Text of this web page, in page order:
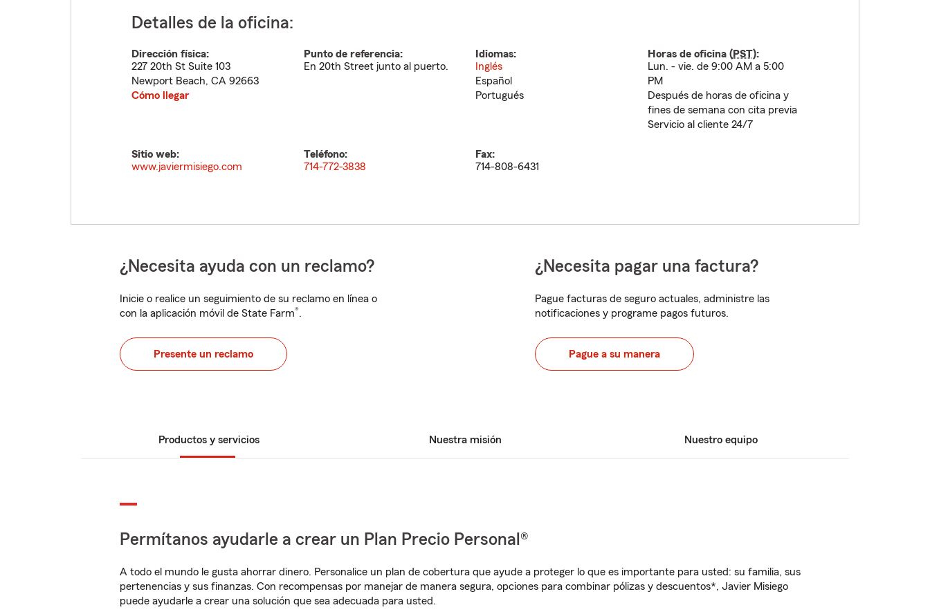
Detalles de la oficina:
Dirección física:
227 20th St Suite 103
Newport Beach, CA 92663
Cómo llegar
Punto de referencia:
En 20th Street junto al puerto.
Idiomas:
Inglés
Español
Portugués
Horas de oficina (PST):
Lun. - vie. de 9:00 AM a 5:00
PM
Después de horas de oficina y
fines de semana con cita previa
Servicio al cliente 24/7
Sitio web:
www.javiermisiego.com
Teléfono:
714-772-3838
Fax:
714-808-6431
¿Necesita ayuda con un reclamo?
Inicie o realice un seguimiento de su reclamo en línea o
con la aplicación móvil de State Farm®.
Presente un reclamo
¿Necesita pagar una factura?
Pague facturas de seguro actuales, administre las
notificaciones y programe pagos futuros.
Pague a su manera
Productos y servicios Nuestra misión Nuestro equipo
Permítanos ayudarle a crear un Plan Precio Personal®
A todo el mundo le gusta ahorrar dinero. Personalice un plan de cobertura que ayude a proteger lo que es importante para usted: su familia, sus
pertenencias y sus finanzas. Con recompensas por manejar de manera segura, opciones para combinar pólizas y descuentos*, Javier Misiego
puede ayudarle a crear una solución que sea adecuada para usted.